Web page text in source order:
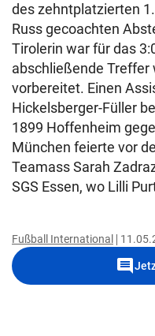
des zehntplatzierten
Russ gecoachten
Tirolerin war für das
abschließende Treffer
vorbereitet. Einen
Hickelsberger-Füller
1899 Hoffenheim
München feierte vor
Teamass Sarah
SGS Essen, wo Lilli
Fußball International
comment